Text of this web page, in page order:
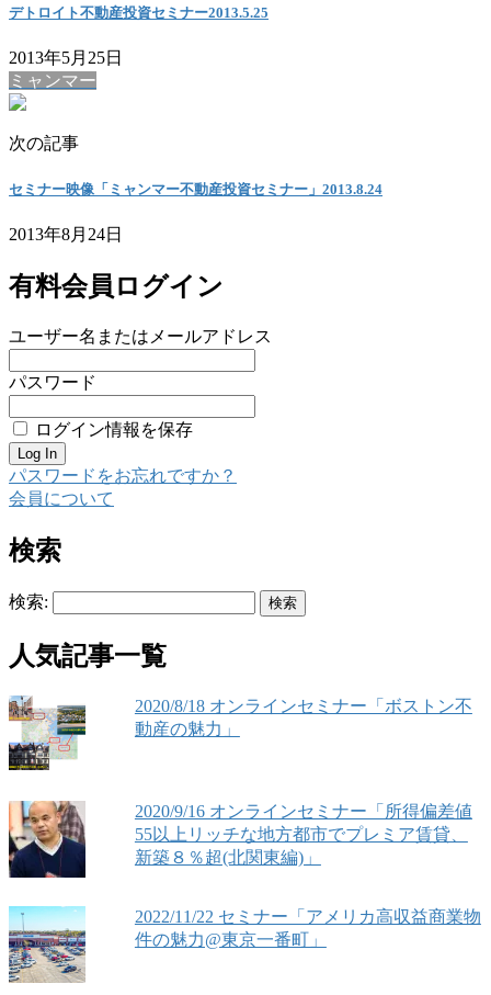
デトロイト不動産投資セミナー2013.5.25
2013年5月25日
ミャンマー
次の記事
セミナー映像「ミャンマー不動産投資セミナー」2013.8.24
2013年8月24日
有料会員ログイン
ユーザー名またはメールアドレス
パスワード
ログイン情報を保存
パスワードをお忘れですか？
会員について
検索
検索:
人気記事一覧
2020/8/18 オンラインセミナー「ボストン不
動産の魅力」
2020/9/16 オンラインセミナー「所得偏差値
55以上リッチな地方都市でプレミア賃貸、
新築８％超(北関東編)」
2022/11/22 セミナー「アメリカ高収益商業物
件の魅力@東京一番町」